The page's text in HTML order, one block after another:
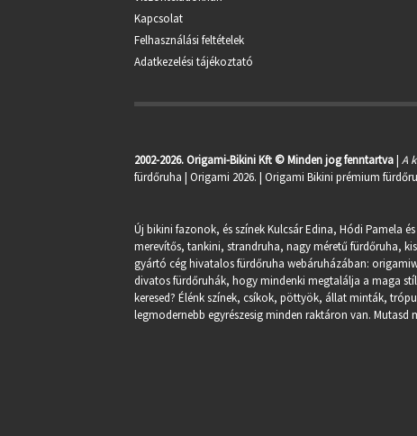
Kapcsolat
Felhasználási feltételek
Adatkezelési tájékoztató
2002-2026. Origami-Bikini Kft © Minden jog fenntartva|A
fürdőruha | Origami 2026. | Origami Bikini prémium
Új bikini fazonok, és színek Kulcsár Edina, Hódi Pamela
merevítős, tankini, strandruha, nagy méretű fürdőruha,
gyártó cég hivatalos fürdőruha webáruházában:
divatos fürdőruhák, hogy mindenki megtalálja a maga
keresed? Élénk színek, csíkok, pöttyök, állat minták,
legmodernebb egyrészesig minden raktáron van.